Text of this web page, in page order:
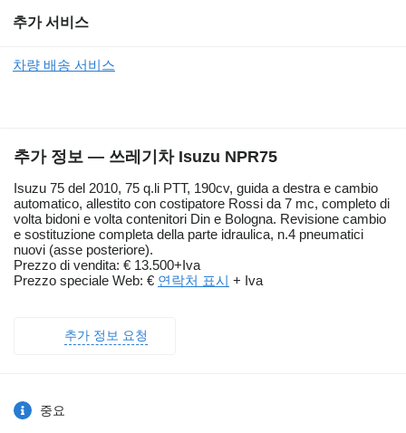
추가 서비스
차량 배송 서비스
추가 정보 — 쓰레기차 Isuzu NPR75
Isuzu 75 del 2010, 75 q.li PTT, 190cv, guida a destra e cambio
automatico, allestito con costipatore Rossi da 7 mc, completo di
volta bidoni e volta contenitori Din e Bologna. Revisione cambio
e sostituzione completa della parte idraulica, n.4 pneumatici
nuovi (asse posteriore).
Prezzo di vendita: € 13.500+Iva
Prezzo speciale Web: € 연락처 표시 + Iva
추가 정보 요청
중요